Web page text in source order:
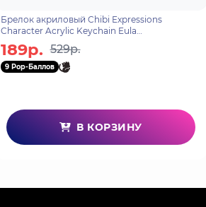
Брелок акриловый Chibi Expressions
Character Acrylic Keychain Eula
189р. 529р.
9 Pop-Баллов
В КОРЗИНУ